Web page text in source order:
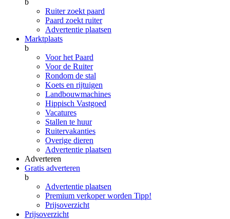
b
Ruiter zoekt paard
Paard zoekt ruiter
Advertentie plaatsen
Marktplaats
b
Voor het Paard
Voor de Ruiter
Rondom de stal
Koets en rijtuigen
Landbouwmachines
Hippisch Vastgoed
Vacatures
Stallen te huur
Ruitervakanties
Overige dieren
Advertentie plaatsen
Adverteren
Gratis adverteren
b
Advertentie plaatsen
Premium verkoper worden Tipp!
Prijsoverzicht
Prijsoverzicht